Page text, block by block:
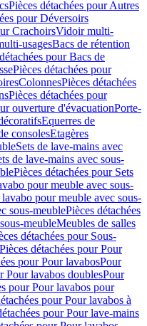
Pièces détachées pour Autres
pour Déversoirs
CrachoirsVidoir multi-
usagesBacs de rétention
pour Bacs de
Pièces détachées pour
ColonnesPièces détachées
Pièces détachées pour
ouverture d'évacuationPorte-
Equerres de
consolesEtagères
Sets de lave-mains avec
de lave-mains avec sous-
Pièces détachées pour Sets
pour meuble avec sous-
pour meuble avec sous-
sous-meublePièces détachées
meubleMeubles de salles
détachées pour Sous-
Pièces détachées pour Pour
pour Pour lavabosPour
Pour lavabos doublesPour
pour Pour lavabos pour
pour Pour lavabos à
pour Pour lave-mains